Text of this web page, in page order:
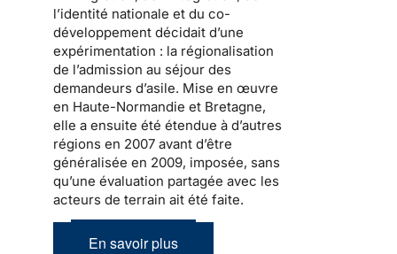
l’identité nationale et du co-
développement décidait d’une
expérimentation : la régionalisation
de l’admission au séjour des
demandeurs d’asile. Mise en œuvre
en Haute-Normandie et Bretagne,
elle a ensuite été étendue à d’autres
régions en 2007 avant d’être
généralisée en 2009, imposée, sans
qu’une évaluation partagée avec les
acteurs de terrain ait été faite.
En savoir plus